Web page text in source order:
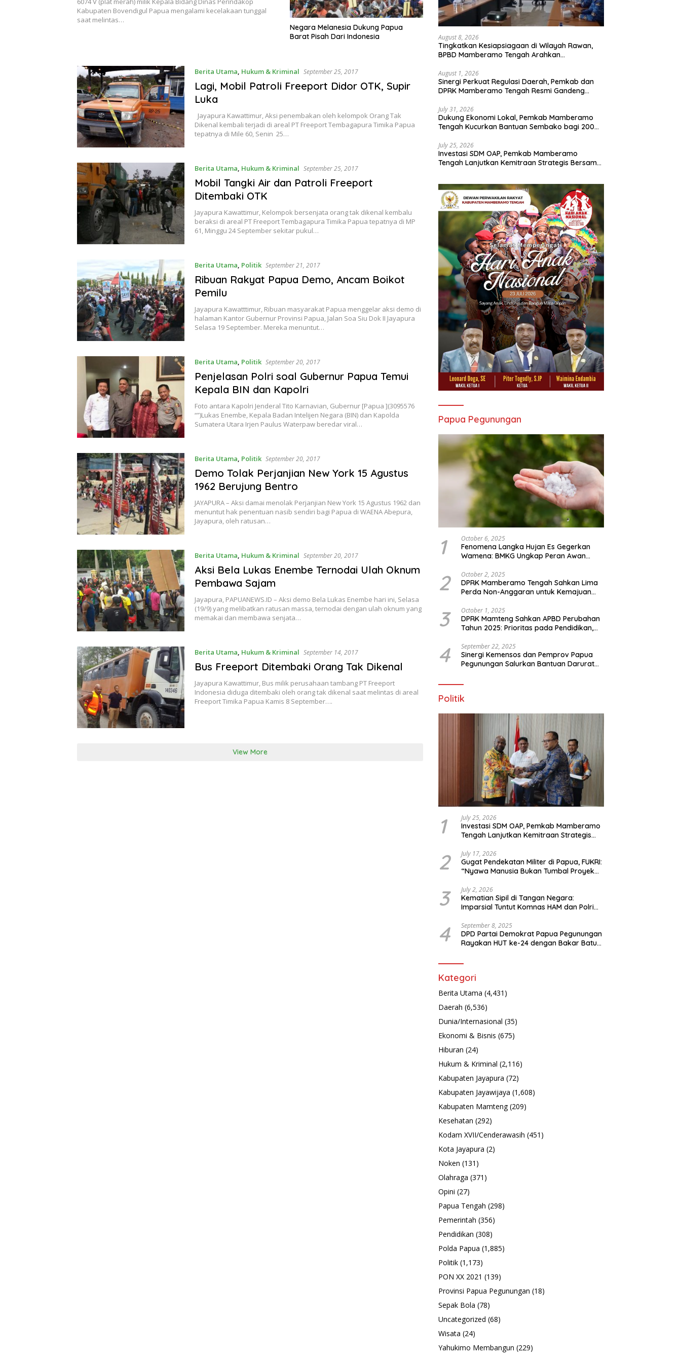
Kabupaten Bovendigul Papua mengalami kecelakaan tunggal
saat melintas…
Negara Melanesia Dukung Papua
Barat Pisah Dari Indonesia
Berita Utama, Hukum & Kriminal September 25, 2017
Lagi, Mobil Patroli Freeport Didor OTK, Supir
Luka
Jayapura Kawattimur, Aksi penembakan oleh kelompok Orang Tak
Dikenal kembali terjadi di areal PT Freeport Tembagapura Timika Papua
tepatnya di Mile 60, Senin 25…
Berita Utama, Hukum & Kriminal September 25, 2017
Mobil Tangki Air dan Patroli Freeport
Ditembaki OTK
Jayapura Kawattimur, Kelompok bersenjata orang tak dikenal kembalu
beraksi di areal PT Freeport Tembagapura Timika Papua tepatnya di MP
61, Minggu 24 September sekitar pukul…
Berita Utama, Politik September 21, 2017
Ribuan Rakyat Papua Demo, Ancam Boikot
Pemilu
Jayapura Kawatttimur, Ribuan masyarakat Papua menggelar aksi demo di
halaman Kantor Gubernur Provinsi Papua, Jalan Soa Siu Dok II Jayapura
Selasa 19 September. Mereka menuntut…
Berita Utama, Politik September 20, 2017
Penjelasan Polri soal Gubernur Papua Temui
Kepala BIN dan Kapolri
Foto antara Kapolri Jenderal Tito Karnavian, Gubernur [Papua ](3095576
“”)Lukas Enembe, Kepala Badan Intelijen Negara (BIN) dan Kapolda
Sumatera Utara Irjen Paulus Waterpaw beredar viral…
Berita Utama, Politik September 20, 2017
Demo Tolak Perjanjian New York 15 Agustus
1962 Berujung Bentro
JAYAPURA – Aksi damai menolak Perjanjian New York 15 Agustus 1962 dan
menuntut hak penentuan nasib sendiri bagi Papua di WAENA Abepura,
Jayapura, oleh ratusan…
Berita Utama, Hukum & Kriminal September 20, 2017
Aksi Bela Lukas Enembe Ternodai Ulah Oknum
Pembawa Sajam
Jayapura, PAPUANEWS.ID – Aksi demo Bela Lukas Enembe hari ini, Selasa
(19/9) yang melibatkan ratusan massa, ternodai dengan ulah oknum yang
memakai dan membawa senjata…
Berita Utama, Hukum & Kriminal September 14, 2017
Bus Freeport Ditembaki Orang Tak Dikenal
Jayapura Kawattimur, Bus milik perusahaan tambang PT Freeport
Indonesia diduga ditembaki oleh orang tak dikenal saat melintas di areal
Freeport Timika Papua Kamis 8 September….
View More
August 8, 2026
Tingkatkan Kesiapsiagaan di Wilayah Rawan,
BPBD Mamberamo Tengah Arahkan
August 1, 2026
Sinergi Perkuat Regulasi Daerah, Pemkab dan
DPRK Mamberamo Tengah Resmi Gandeng
July 31, 2026
Dukung Ekonomi Lokal, Pemkab Mamberamo
Tengah Kucurkan Bantuan Sembako bagi 200
July 25, 2026
Investasi SDM OAP, Pemkab Mamberamo
Tengah Lanjutkan Kemitraan Strategis Bersama
Papua Pegunungan
1 October 6, 2025
Fenomena Langka Hujan Es Gegerkan
Wamena: BMKG Ungkap Peran Awan
Ekstrem Peralihan Musim
2 October 2, 2025
DPRK Mamberamo Tengah Sahkan Lima
Perda Non-Anggaran untuk Kemajuan
3 October 1, 2025
DPRK Mamteng Sahkan APBD Perubahan
Tahun 2025: Prioritas pada Pendidikan,
4 September 22, 2025
Sinergi Kemensos dan Pemprov Papua
Pegunungan Salurkan Bantuan Darurat
Politik
1 July 25, 2026
Investasi SDM OAP, Pemkab Mamberamo
Tengah Lanjutkan Kemitraan Strategis
2 July 17, 2026
Gugat Pendekatan Militer di Papua, FUKRI:
“Nyawa Manusia Bukan Tumbal Proyek
3 July 2, 2026
Kematian Sipil di Tangan Negara:
Imparsial Tuntut Komnas HAM dan Polri
4 September 8, 2025
DPD Partai Demokrat Papua Pegunungan
Rayakan HUT ke-24 dengan Bakar Batu
Kategori
Berita Utama (4,431)
Daerah (6,536)
Dunia/Internasional (35)
Ekonomi & Bisnis (675)
Hiburan (24)
Hukum & Kriminal (2,116)
Kabupaten Jayapura (72)
Kabupaten Jayawijaya (1,608)
Kabupaten Mamteng(209)
Kesehatan (292)
Kodam XVII/Cenderawasih (451)
Kota Jayapura (2)
Noken (131)
Olahraga (371)
Opini (27)
Papua Tengah (298)
Pemerintah (356)
Pendidikan (308)
Polda Papua (1,885)
Politik (1,173)
PON XX 2021 (139)
Provinsi Papua Pegunungan (18)
Sepak Bola (78)
Uncategorized (68)
Wisata (24)
Yahukimo Membangun (229)